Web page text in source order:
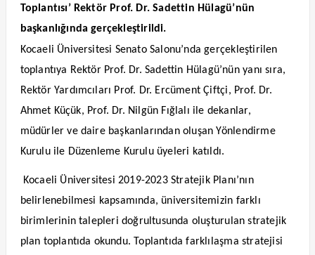
Toplantısı’ Rektör Prof. Dr. Sadettin Hülagü’nün
başkanlığında gerçekleştirildi.
Kocaeli Üniversitesi Senato Salonu’nda gerçekleştirilen
toplantıya Rektör Prof. Dr. Sadettin Hülagü’nün yanı sıra,
Rektör Yardımcıları Prof. Dr. Ercüment Çiftçi, Prof. Dr.
Ahmet Küçük, Prof. Dr. Nilgün Fığlalı ile dekanlar,
müdürler ve daire başkanlarından oluşan Yönlendirme
Kurulu ile Düzenleme Kurulu üyeleri katıldı.
Kocaeli Üniversitesi 2019-2023 Stratejik Planı’nın
belirlenebilmesi kapsamında, üniversitemizin farklı
birimlerinin talepleri doğrultusunda oluşturulan stratejik
plan toplantıda okundu. Toplantıda farklılaşma stratejisi